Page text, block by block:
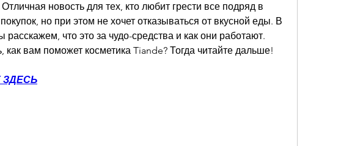
новость для тех, кто любит грести все подряд в
но при этом не хочет отказываться от вкусной еды. В
расскажем, что это за чудо-средства и как они работают.
как вам поможет косметика Tiande? Тогда читайте дальше!
ЗДЕСЬ